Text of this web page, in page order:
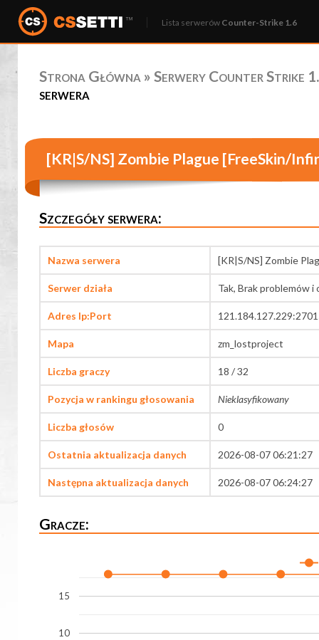
Lista serwerów Counter-Strike 1.6
Strona Główna » Serwery Counter Strike
serwera
[KR|S/NS] Zombie Plague [FreeSkin/
Szczegóły serwera:
Nazwa serwera [KR|S/NS] Zombie
Serwer działa Tak, Brak problemów i
Adres Ip:Port
Mapa zm_lostproject
Liczba graczy 18 / 32
Pozycja w rankingu głosowania Nieklasyfikowany
Liczba głosów 0
Ostatnia aktualizacja danych 2026-08-07 06:21:27
Następna aktualizacja danych 2026-08-07 06:24:27
Gracze:
10
15